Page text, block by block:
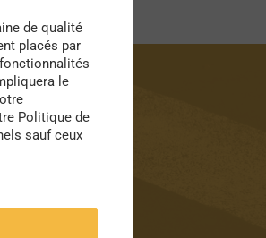
de qualité
placés par
le
Politique de
sauf ceux